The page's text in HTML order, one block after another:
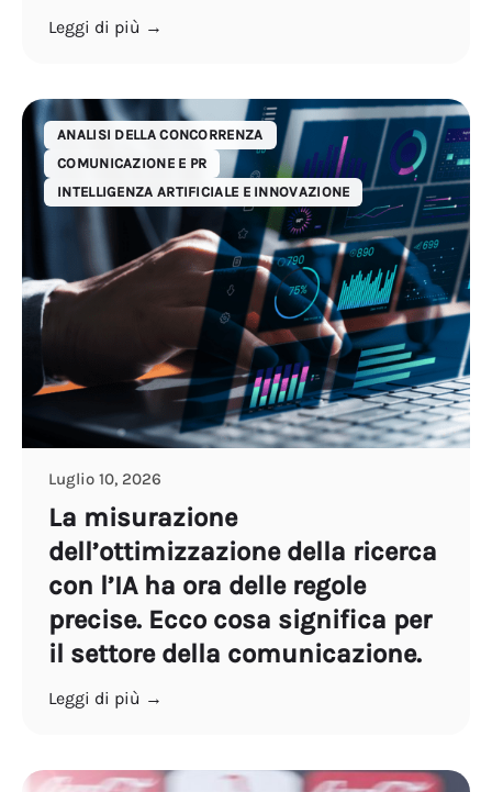
Leggi di più →
ANALISI DELLA CONCORRENZA
COMUNICAZIONE E PR
INTELLIGENZA ARTIFICIALE E INNOVAZIONE
Luglio 10, 2026
La misurazione
dell’ottimizzazione della ricerca
con l’IA ha ora delle regole
precise. Ecco cosa significa per
il settore della comunicazione.
Leggi di più →